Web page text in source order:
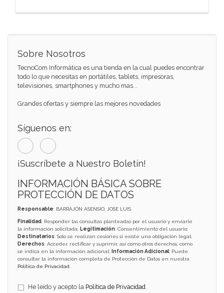
Sobre Nosotros
TecnoCom Informática es una tienda en la cual puedes encontrar
todo lo que necesitas en portátiles, tablets, impresoras,
televisiones, smartphones y mucho mas...
Grandes ofertas y siempre las mejores novedades
Síguenos en:
¡Suscríbete a Nuestro Boletín!
INFORMACIÓN BÁSICA SOBRE
PROTECCIÓN DE DATOS
Responsable: BARRAJÓN ASENSIO, JOSE LUIS
Finalidad: Responder las consultas planteadas por el usuario y enviarle
la información solicitada; Legitimación: Consentimiento del usuario;
Destinatarios: Solo se realizan cesiones si existe una obligación legal;
Derechos: Acceder, rectificar y suprimir, así como otros derechos, como
se indica en la información adicional;
Información Adicional: Puede
consultar la información completa de Protección de Datos en nuestra
Política de Privacidad
He leído y acepto la Política de Privacidad